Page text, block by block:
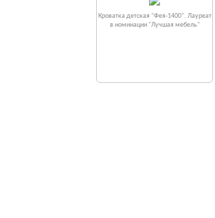
Кроватка детская "Фея-1400". Лауреат
в номинации "Лучшая мебель"